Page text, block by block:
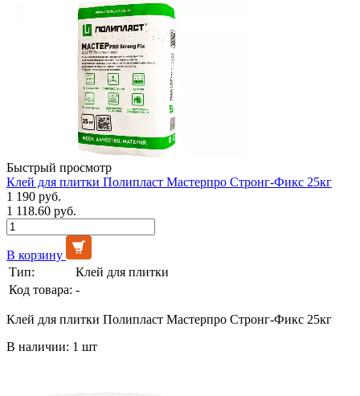
Быстрый просмотр
Клей для плитки Полипласт Мастерпро Стронг-Фикс 25кг
1 190 руб.
1 118.60 руб.
В корзину
Тип:
Клей для плитки
Код товара: -
Клей для плитки Полипласт Мастерпро Стронг-Фикс 25кг
В наличии: 1 шт